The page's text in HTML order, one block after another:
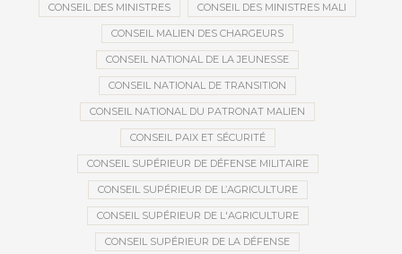
CONSEIL DES MINISTRES CONSEIL DES MINISTRES MALI
CONSEIL MALIEN DES CHARGEURS
CONSEIL NATIONAL DE LA JEUNESSE
CONSEIL NATIONAL DE TRANSITION
CONSEIL NATIONAL DU PATRONAT MALIEN
CONSEIL PAIX ET SÉCURITÉ
CONSEIL SUPÉRIEUR DE DÉFENSE MILITAIRE
CONSEIL SUPÉRIEUR DE L’AGRICULTURE
CONSEIL SUPÉRIEUR DE L'AGRICULTURE
CONSEIL SUPÉRIEUR DE LA DÉFENSE